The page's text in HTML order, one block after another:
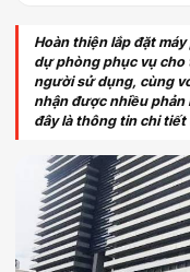
Hoàn thiện lắp đặt
dự phòng phục vụ cho
người sử dụng, cùng
nhận được nhiều
đây là thông tin chi tiết